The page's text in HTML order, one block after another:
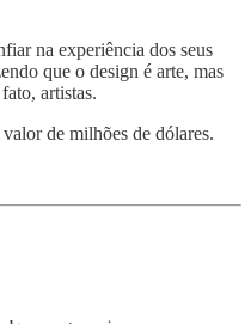
na experiência dos seus
que o design é arte, mas
artistas.
de milhões de dólares.